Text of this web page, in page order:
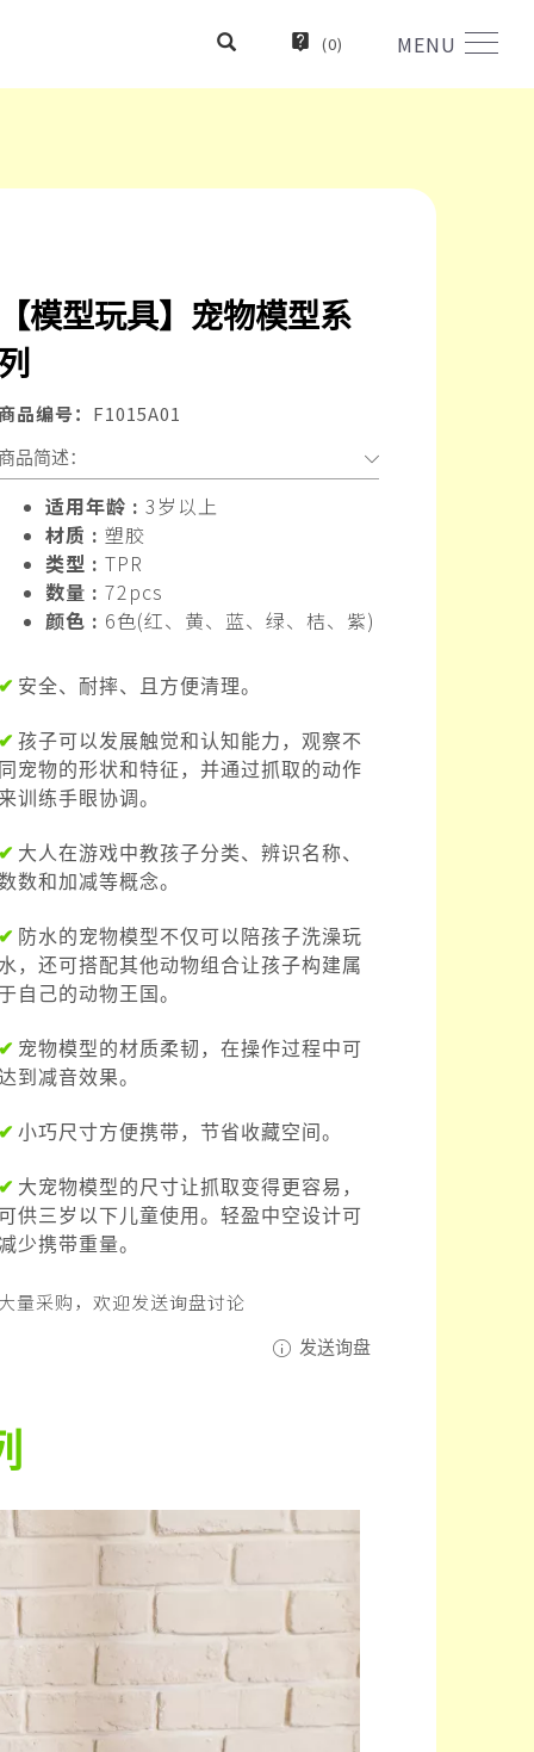
MENU
(0)
模型玩具】宠物模型系
品编号： F1015A01
品简述：
适用年龄 : 3岁以上
材质 : 塑胶
类型 : TPR
数量 : 72pcs
颜色 : 6色(红、黄、蓝、绿、桔、紫)
安全、耐摔、且方便清理。
孩子可以发展触觉和认知能力，观察不
宠物的形状和特征，并通过抓取的动作
训练手眼协调。
大人在游戏中教孩子分类、辨识名称、
数和加减等概念。
防水的宠物模型不仅可以陪孩子洗澡玩
，还可搭配其他动物组合让孩子构建属
自己的动物王国。
宠物模型的材质柔韧，在操作过程中可
到减音效果。
小巧尺寸方便携带，节省收藏空间。
大宠物模型的尺寸让抓取变得更容易，
供三岁以下儿童使用。轻盈中空设计可
少携带重量。
量采购，欢迎发送询盘讨论
发送询盘